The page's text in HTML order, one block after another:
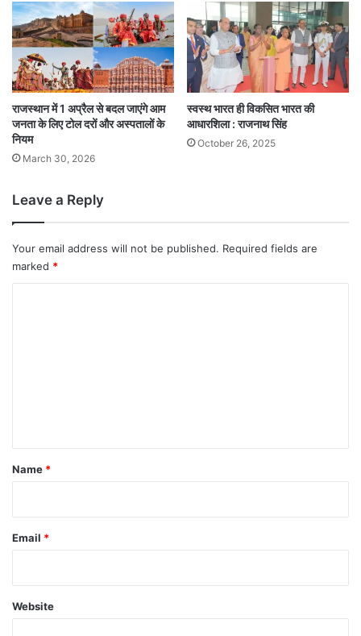
राजस्थान में 1 अप्रैल से बदल जाएंगे आम
जनता के लिए टोल दरों और अस्पतालों के
नियम
March 30, 2026
स्वस्थ भारत ही विकसित भारत की
आधारशिला : राजनाथ सिंह
October 26, 2025
Leave a Reply
Your email address will not be published. Required fields are
marked *
*
Name *
Email *
Website